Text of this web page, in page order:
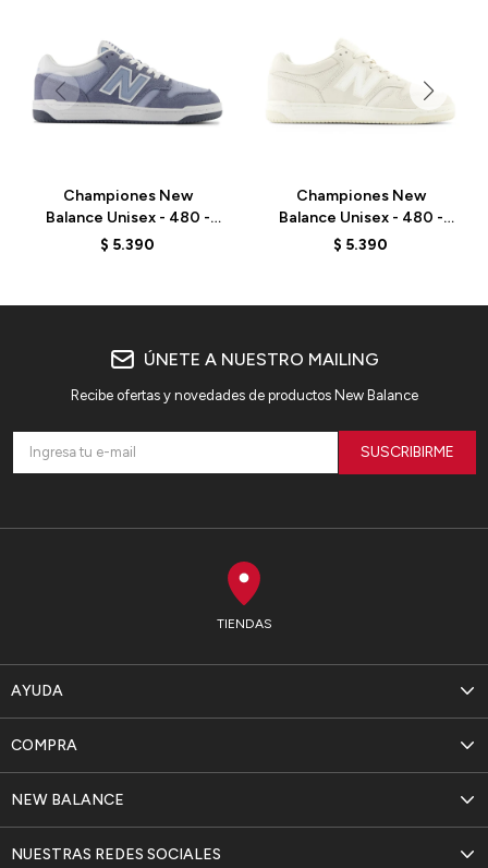
Championes New
Balance Unisex - 480 -
BB480LEB - ARCTIC
$ 5.390
Championes New
Balance Unisex - 480 -
BB480LDS - LINEN
$ 5.390
TIENDAS
AYUDA
NEW BALANCE
COMPRA
NUESTRAS REDES SOCIALES
ÚNETE A NUESTRO MAILING
Recibe ofertas y novedades de productos New Balance
SUSCRIBIRME